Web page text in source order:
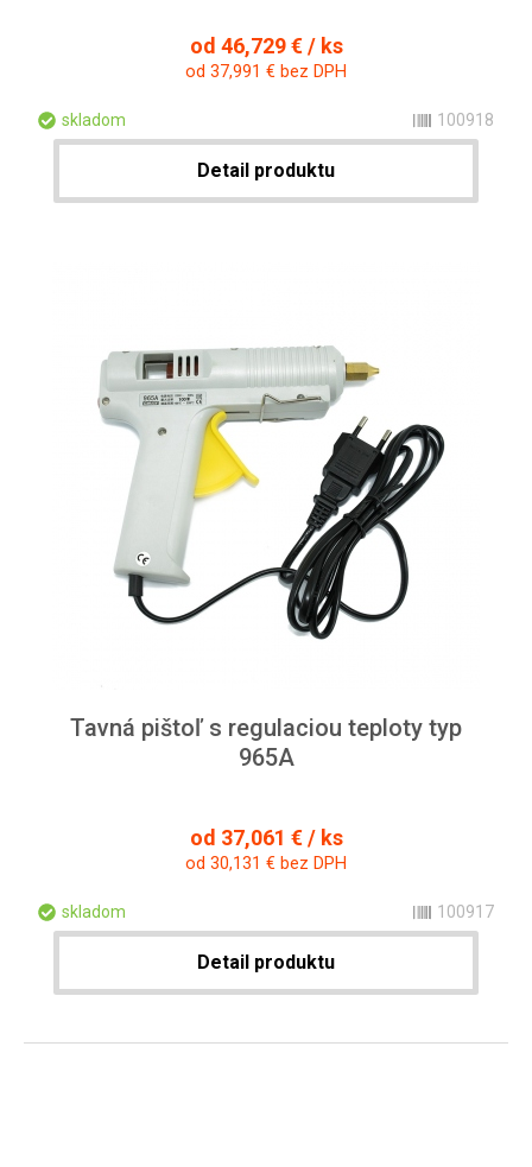
od 46,729 € / ks
od 37,991 € bez DPH
skladom 100918
Detail produktu
Tavná pištoľ s regulaciou teploty typ
965A
od 37,061 € / ks
od 30,131 € bez DPH
skladom 100917
Detail produktu